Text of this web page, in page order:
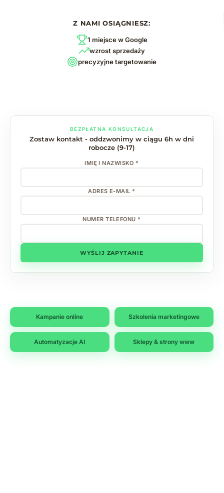
Z NAMI OSIĄGNIESZ:
1 miejsce w Google
wzrost sprzedaży
precyzyjne targetowanie
BEZPŁATNA KONSULTACJA
Zostaw kontakt - oddzwonimy w ciągu 6h w dni
robocze (9-17)
IMIĘ I NAZWISKO *
ADRES E-MAIL *
NUMER TELEFONU *
WYŚLIJ ZAPYTANIE
Kampanie online Szkolenia marketingowe
Automatyzacje AI Sklepy & strony www